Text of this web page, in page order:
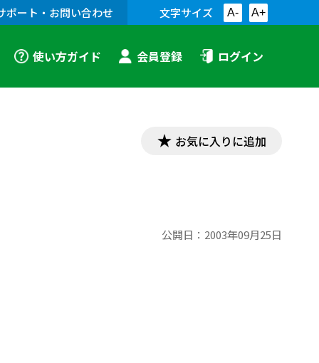
ポート・お問い合わせ 文字サイズ A- A+
使い方ガイド 会員登録 ログイン
お気に入りに追加
公開日： 2003年09月25日